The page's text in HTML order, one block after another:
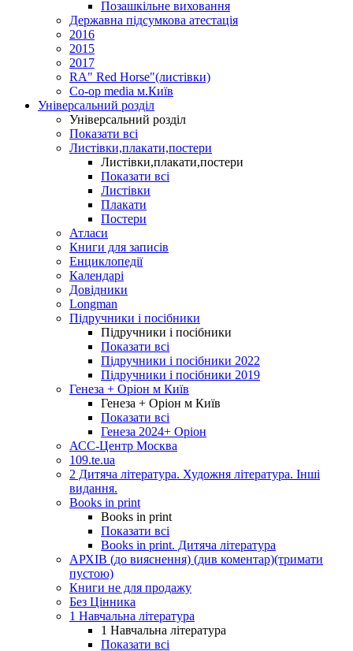
Позашкільне виховання
Державна підсумкова атестація
2016
2015
2017
RA" Red Horse"(листівки)
Co-op media м.Київ
Універсальний розділ
Універсальний розділ
Показати всі
Листівки,плакати,постери
Листівки,плакати,постери
Показати всі
Листівки
Плакати
Постери
Атласи
Книги для записів
Енциклопедії
Календарі
Довідники
Longman
Підручники і посібники
Підручники і посібники
Показати всі
Підручники і посібники 2022
Підручники і посібники 2019
Генеза + Оріон м Київ
Генеза + Оріон м Київ
Показати всі
Генеза 2024+ Оріон
АСС-Центр Москва
109.te.ua
2 Дитяча література. Художня література. Інші
видання.
Books in print
Books in print
Показати всі
Books in print. Дитяча література
АРХІВ (до вияснення) (див коментар)(тримати
пустою)
Книги не для продажу
Без Цінника
1 Навчальна література
1 Навчальна література
Показати всі